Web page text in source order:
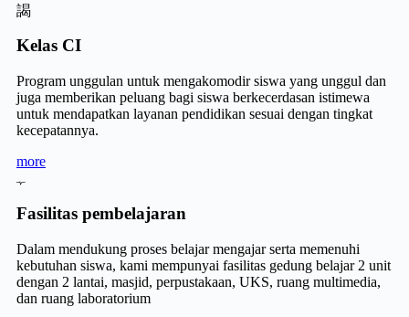
Kelas CI
Program unggulan untuk mengakomodir siswa yang unggul dan
juga memberikan peluang bagi siswa berkecerdasan istimewa
untuk mendapatkan layanan pendidikan sesuai dengan tingkat
kecepatannya.
more
Fasilitas pembelajaran
Dalam mendukung proses belajar mengajar serta memenuhi
kebutuhan siswa, kami mempunyai fasilitas gedung belajar 2 unit
dengan 2 lantai, masjid, perpustakaan, UKS, ruang multimedia,
dan ruang laboratorium